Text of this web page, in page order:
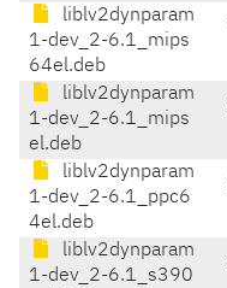
liblv2dynparam
1-dev_2-6.1_mips
64el.deb
liblv2dynparam
1-dev_2-6.1_mips
el.deb
liblv2dynparam
1-dev_2-6.1_ppc6
4el.deb
liblv2dynparam
1-dev_2-6.1_s390